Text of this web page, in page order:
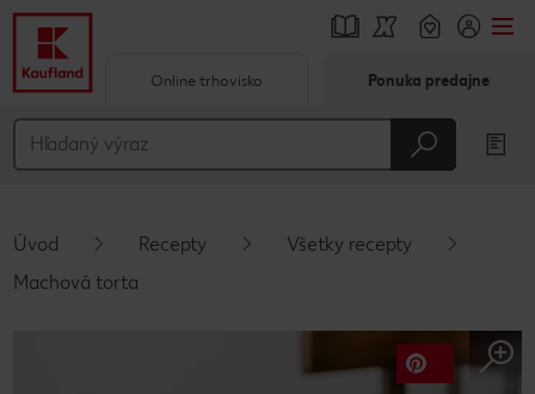
Hlavný obsah
Vyskakovací bočný panel
Online trhovisko Ponuka predajne
Úvod Recepty
Všetky recepty
Machová torta